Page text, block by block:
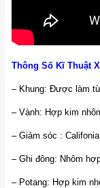
Thông Số Kĩ Thuật
– Khung: Được làm
– Vành: Hợp kim
– Giảm sóc :
– Ghi đông: Nhôm
– Potang: Hợp kim